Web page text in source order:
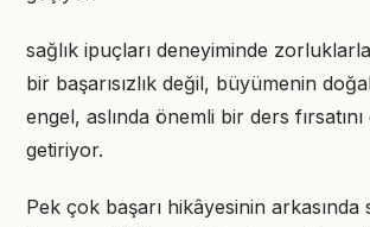
sağlık ipuçları deneyiminde
bir başarısızlık değil, büyümenin
engel, aslında önemli bir ders
getiriyor.
Pek çok başarı hikâyesinin arkasında